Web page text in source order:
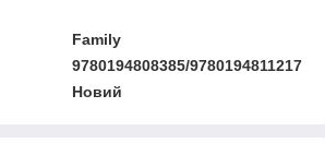
Family
9780194808385/9780194811217
Новий